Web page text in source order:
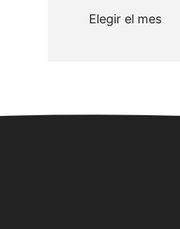
Archivos